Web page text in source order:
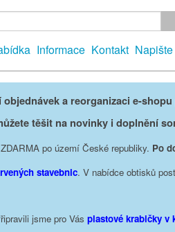
Informace Kontakt
a reorganizaci e-
těšit na novinky i doplnění
po území České republiky. Po
stavebnic. V nabídce obtisků
jsme pro Vás plastové krabičky v